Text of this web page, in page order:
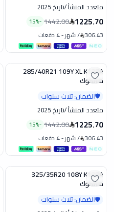
متعدد المنشأ/تاريخ 2025
1225.70
1442.00
-
15%
306.43
/شهر-4 دفعات
تخفيض285/40R21 109Y XL K137A
هانكوك
🛡️الضمان: ثلاث سنوات
متعدد المنشأ/تاريخ 2025
1225.70
1442.00
-
15%
306.43
/شهر-4 دفعات
325/35R20 108Y K127A
هانكوك
🛡️الضمان: ثلاث سنوات